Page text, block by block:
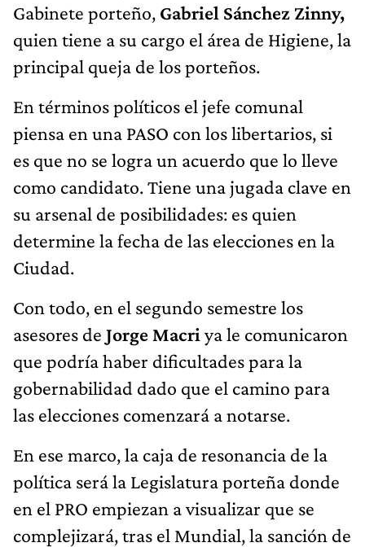
Gabinete porteño, Gabriel Sánchez Zinny,
quien tiene a su cargo el área de Higiene, la
principal queja de los porteños.
En términos políticos el jefe comunal
piensa en una PASO con los libertarios, si
es que no se logra un acuerdo que lo lleve
como candidato. Tiene una jugada clave en
su arsenal de posibilidades: es quien
determine la fecha de las elecciones en la
Ciudad.
Con todo, en el segundo semestre los
asesores de Jorge Macri ya le comunicaron
que podría haber dificultades para la
gobernabilidad dado que el camino para
las elecciones comenzará a notarse.
En ese marco, la caja de resonancia de la
política será la Legislatura porteña donde
en el PRO empiezan a visualizar que se
complejizará, tras el Mundial, la sanción de